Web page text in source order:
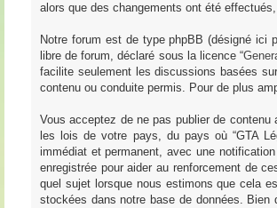
alors que des changements ont été
Notre forum est de type phpBB (désigné ici
libre de forum, déclaré sous la licence “
facilite seulement les discussions basées
contenu ou conduite permis. Pour de plus
Vous acceptez de ne pas publier de
les lois de votre pays, du pays où “GTA
immédiat et permanent, avec une
enregistrée pour aider au renforcement de
quel sujet lorsque nous estimons que cela
stockées dans notre base de données.